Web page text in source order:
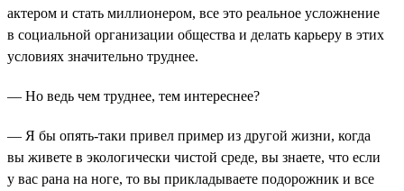
актером и стать миллионером, все это реальное усложнение
в социальной организации общества и делать карьеру в этих
условиях значительно труднее.
— Но ведь чем труднее, тем интереснее?
— Я бы опять-таки привел пример из другой жизни, когда
вы живете в экологически чистой среде, вы знаете, что если
у вас рана на ноге, то вы прикладываете подорожник и все